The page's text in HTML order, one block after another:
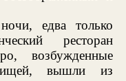
едва только
ресторан
возбужденные
вышли из